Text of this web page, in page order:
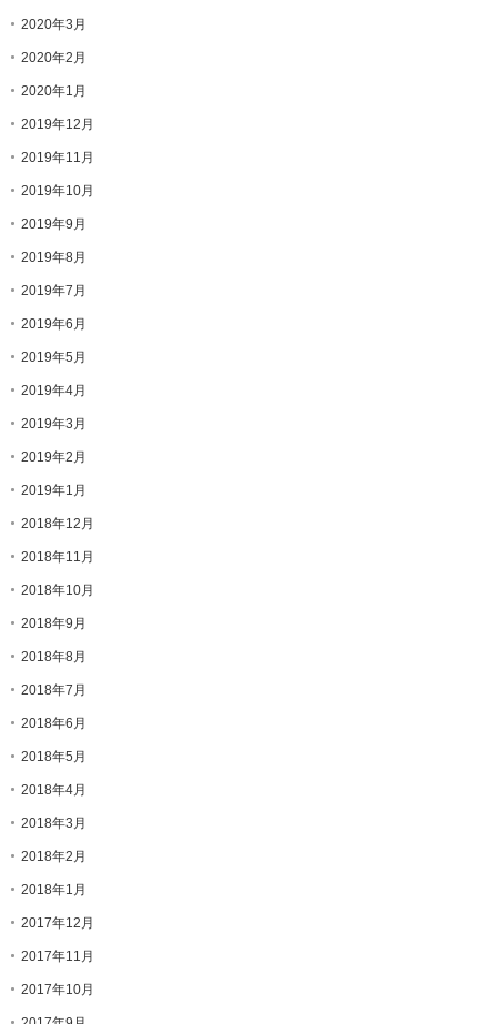
2020年3月
2020年2月
2020年1月
2019年12月
2019年11月
2019年10月
2019年9月
2019年8月
2019年7月
2019年6月
2019年5月
2019年4月
2019年3月
2019年2月
2019年1月
2018年12月
2018年11月
2018年10月
2018年9月
2018年8月
2018年7月
2018年6月
2018年5月
2018年4月
2018年3月
2018年2月
2018年1月
2017年12月
2017年11月
2017年10月